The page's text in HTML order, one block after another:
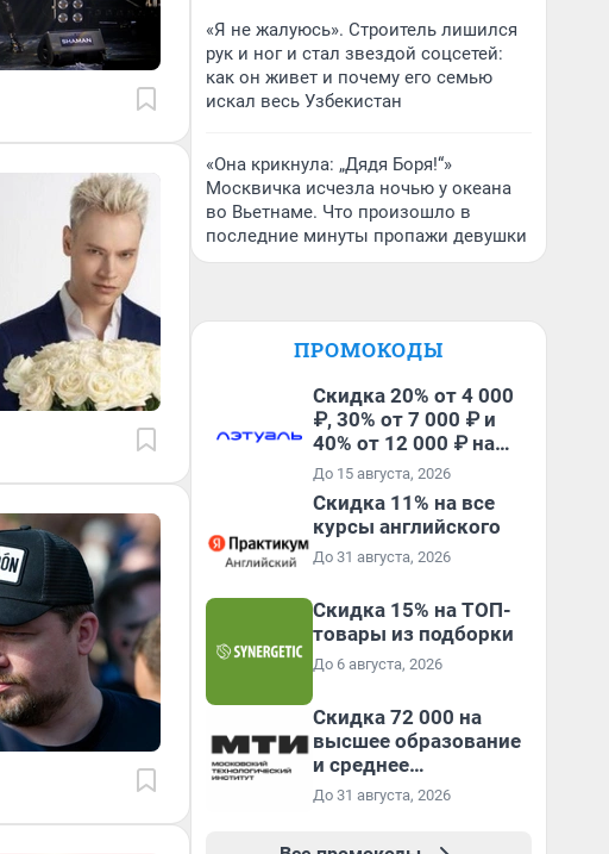
«Я не жалуюсь». Строитель лишился
рук и ног и стал звездой соцсетей:
как он живет и почему его семью
искал весь Узбекистан
«Она крикнула: „Дядя Боря!“»
Москвичка исчезла ночью у океана
во Вьетнаме. Что произошло в
последние минуты пропажи девушки
ПРОМОКОДЫ
Скидка 20% от 4 000
₽, 30% от 7 000 ₽ и
40% от 12 000 ₽ на
первый и все
повторные заказы по
промокоду ТРЕНД
До 15 августа, 2026
Скидка 11% на все
курсы английского
До 31 августа, 2026
Скидка 15% на ТОП-
товары из подборки
До 6 августа, 2026
Скидка 72 000 на
высшее образование
и среднее
специальное
До 31 августа, 2026